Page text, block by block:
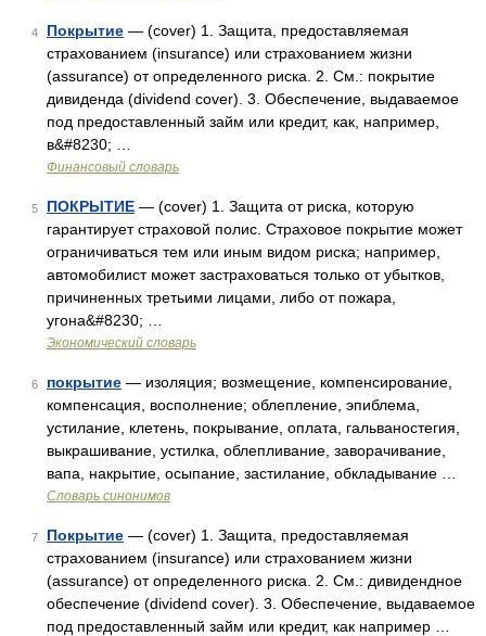
4 Покрытие — (cover) 1. Защита, предоставляемая
страхованием (insurance) или страхованием жизни
(assurance) от определенного риска. 2. См.: покрытие
дивиденда (dividend cover). 3. Обеспечение, выдаваемое
под предоставленный займ или кредит, как, например,
в&#8230; …
Финансовый словарь
5 ПОКРЫТИЕ — (cover) 1. Защита от риска, которую
гарантирует страховой полис. Страховое покрытие может
ограничиваться тем или иным видом риска; например,
автомобилист может застраховаться только от убытков,
причиненных третьими лицами, либо от пожара,
угона&#8230; …
Экономический словарь
6 покрытие — изоляция; возмещение, компенсирование,
компенсация, восполнение; облепление, эпиблема,
устилание, клетень, покрывание, оплата, гальваностегия,
выкрашивание, устилка, облепливание, заворачивание,
вапа, накрытие, осыпание, застилание, обкладывание …
Словарь синонимов
7 Покрытие — (cover) 1. Защита, предоставляемая
страхованием (insurance) или страхованием жизни
(assurance) от определенного риска. 2. См.: дивидендное
обеспечение (dividend cover). 3. Обеспечение, выдаваемое
под предоставленный займ или кредит, как например …